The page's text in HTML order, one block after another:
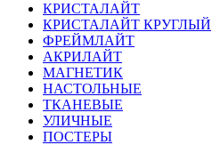
КРИСТАЛАЙТ
КРИСТАЛАЙТ КРУГЛЫЙ
ФРЕЙМЛАЙТ
АКРИЛАЙТ
МАГНЕТИК
НАСТОЛЬНЫЕ
ТКАНЕВЫЕ
УЛИЧНЫЕ
ПОСТЕРЫ